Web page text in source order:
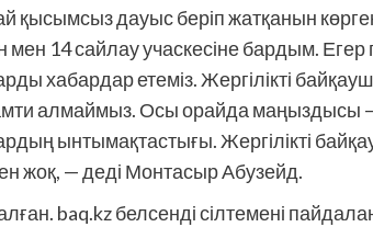
дауыс беріп жатқанын
мен 14 сайлау учаскесіне бардым.
хабардар етеміз. Жергілікті
алмаймыз. Осы орайда
ынтымақтастығы. Жергілікті
жоқ, — деді Монтасыр Абузейд.
baq.kz белсенді сілтемені